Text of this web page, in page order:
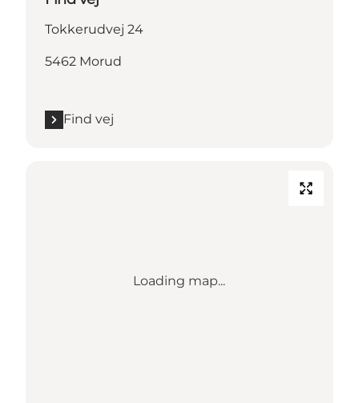
Tokkerudvej 24
5462 Morud
Find vej
Loading map...